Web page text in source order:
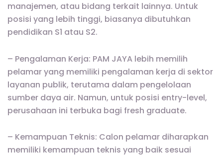
manajemen, atau bidang terkait lainnya. Untuk
posisi yang lebih tinggi, biasanya dibutuhkan
pendidikan S1 atau S2.
– Pengalaman Kerja: PAM JAYA lebih memilih
pelamar yang memiliki pengalaman kerja di sektor
layanan publik, terutama dalam pengelolaan
sumber daya air. Namun, untuk posisi entry-level,
perusahaan ini terbuka bagi fresh graduate.
– Kemampuan Teknis: Calon pelamar diharapkan
memiliki kemampuan teknis yang baik sesuai